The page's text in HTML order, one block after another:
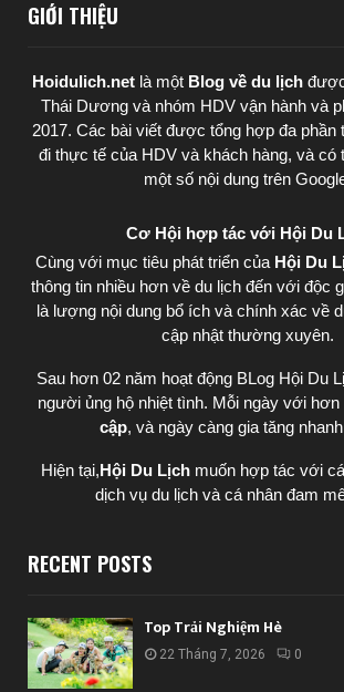
GIỚI THIỆU
Hoidulich.net là một Blog về du lịch
Thái Dươngvà nhóm HDV vận hành và
2017. Các bài viết được tổng hợp đa phần
đi thực tế của HDV và khách hàng, và có
một số nội dung trên
Cơ Hội hợp tác với Hội Du
Cùng với mục tiêu phát triển của Hội Du
thông tin nhiều hơn về du lịch đến với độc
là lượng nội dung bổ ích và chính xác về
cập nhật thường xuyên.
Sau hơn 02 năm hoạt động BLog Hội Du
người ủng hộ nhiệt tình. Mỗi ngày với hơn
cập, và ngày càng gia tăng
Hiện tại,Hội Du Lịch muốn hợp tác với
dịch vụ du lịch và cá nhân đam
RECENT POSTS
Top Trải Nghiệm Hè
22 Tháng 7, 2026 0